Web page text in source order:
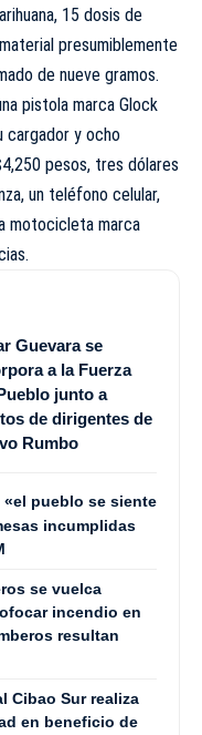
15 dosis de
presumiblemente
de nueve gramos.
pistola marca Glock
cargador y ocho
pesos, tres dólares
un teléfono celular,
motocicleta marca
Guevara se
a la Fuerza
junto a
de dirigentes de
Rumbo
pueblo se siente
incumplidas
se vuelca
incendio en
resultan
Cibao Sur realiza
en beneficio de